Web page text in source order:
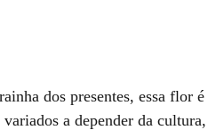
dos presentes, essa flor é
a depender da cultura,